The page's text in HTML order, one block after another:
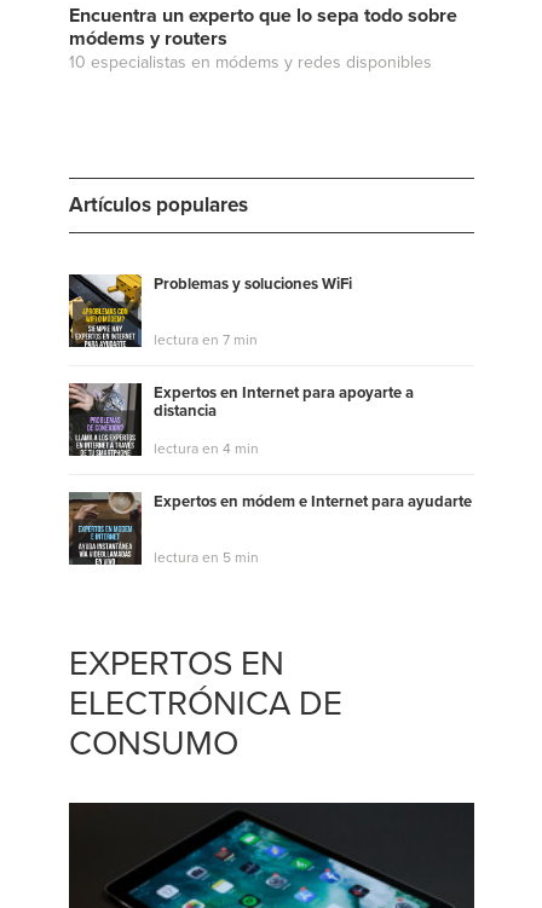
Encuentra un experto que lo sepa todo sobre
módems y routers
10 especialistas en módems y redes disponibles
Artículos populares
Problemas y soluciones WiFi
lectura en 7 min
Expertos en Internet para apoyarte a
distancia
lectura en 4 min
Expertos en módem e Internet para ayudarte
lectura en 5 min
EXPERTOS EN
ELECTRÓNICA DE
CONSUMO